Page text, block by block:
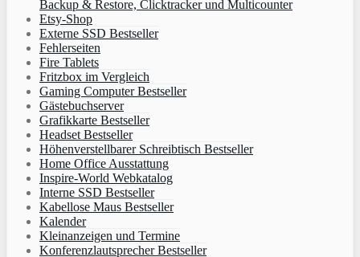
Backup & Restore, Clicktracker und Multicounter
Etsy-Shop
Externe SSD Bestseller
Fehlerseiten
Fire Tablets
Fritzbox im Vergleich
Gaming Computer Bestseller
Gästebuchserver
Grafikkarte Bestseller
Headset Bestseller
Höhenverstellbarer Schreibtisch Bestseller
Home Office Ausstattung
Inspire-World Webkatalog
Interne SSD Bestseller
Kabellose Maus Bestseller
Kalender
Kleinanzeigen und Termine
Konferenzlautsprecher Bestseller